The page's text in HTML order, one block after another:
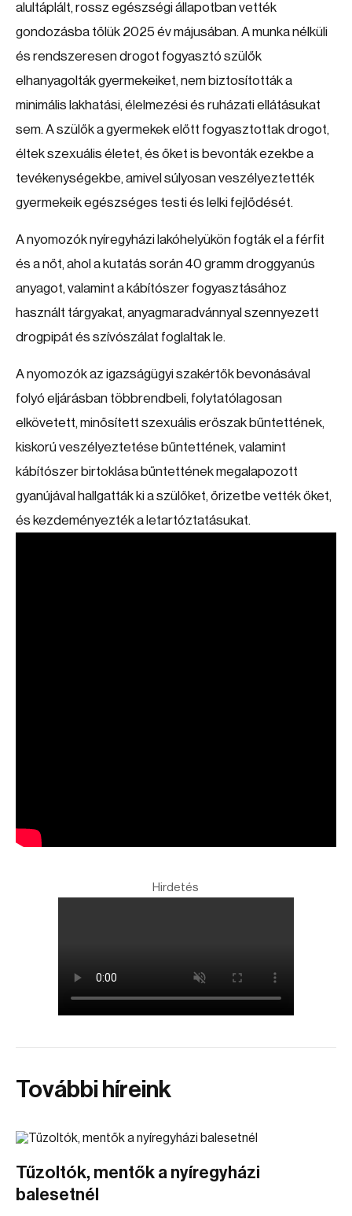
alultáplált, rossz egészségi állapotban vették
gondozásba tőlük 2025 év májusában. A munka nélküli
és rendszeresen drogot fogyasztó szülők
elhanyagolták gyermekeiket, nem biztosították a
minimális lakhatási, élelmezési és ruházati ellátásukat
sem. A szülők a gyermekek előtt fogyasztottak drogot,
éltek szexuális életet, és őket is bevonták ezekbe a
tevékenységekbe, amivel súlyosan veszélyeztették
gyermekeik egészséges testi és lelki fejlődését.
A nyomozók nyíregyházi lakóhelyükön fogták el a férfit
és a nőt, ahol a kutatás során 40 gramm droggyanús
anyagot, valamint a kábítószer fogyasztásához
használt tárgyakat, anyagmaradvánnyal szennyezett
drogpipát és szívószálat foglaltak le.
A nyomozók az igazságügyi szakértők bevonásával
folyó eljárásban többrendbeli, folytatólagosan
elkövetett, minősített szexuális erőszak bűntettének,
kiskorú veszélyeztetése bűntettének, valamint
kábítószer birtoklása bűntettének megalapozott
gyanújával hallgatták ki a szülőket, őrizetbe vették őket,
és kezdeményezték a letartóztatásukat.
Hirdetés
További híreink
Tűzoltók, mentők a nyíregyházi
balesetnél